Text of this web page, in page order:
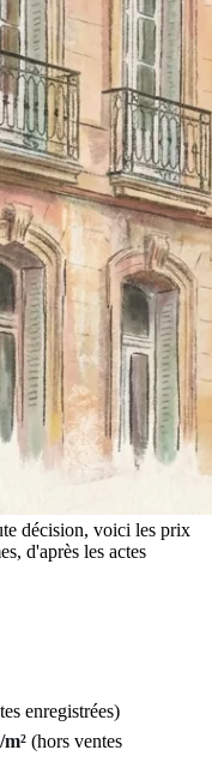
décision, voici les prix
d'après les actes
enregistrées)
(hors ventes